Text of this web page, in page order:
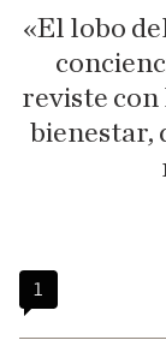
«El lobo
reviste con
bienestar,
1